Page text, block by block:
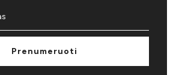
Prenumeruoti